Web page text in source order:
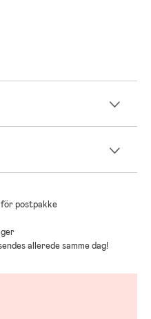
postpakke
allerede samme dag!